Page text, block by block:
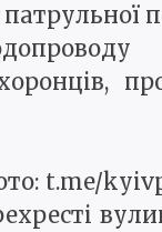
t.me/